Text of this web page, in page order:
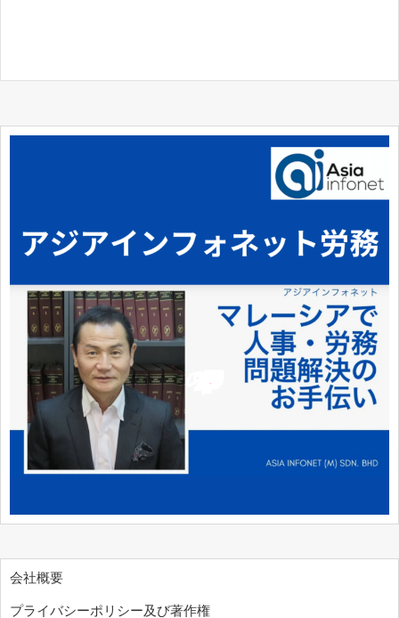
会社概要
プライバシーポリシー及び著作権